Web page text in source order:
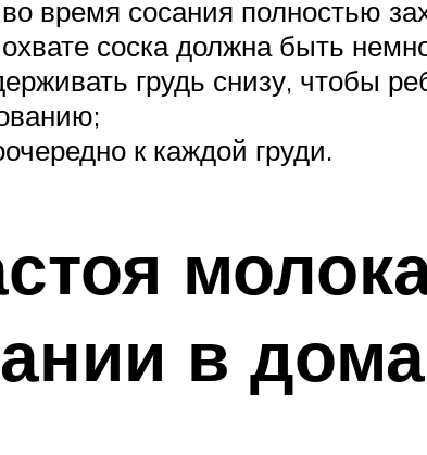
время сосания полностью
соска должна быть
грудь снизу, чтобы
к каждой груди.
в